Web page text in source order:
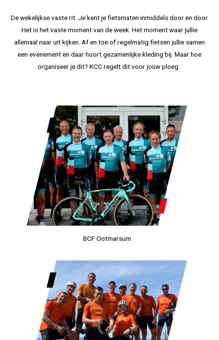
De wekelijkse vaste rit. Je kent je fietsmaten inmiddels door en door.
Het is het vaste moment van de week. Het moment waar jullie
allemaal naar uit kijken. Af en toe of regelmatig fietsen jullie samen
een evenement en daar hoort gezamenlijke kleding bij. Maar hoe
organiseer je dit? KCC regelt dit voor jouw ploeg.
BCF Ootmarsum